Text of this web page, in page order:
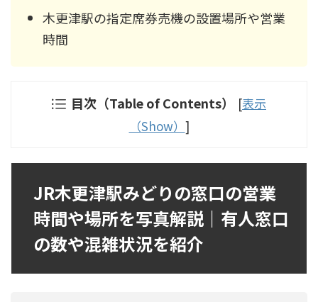
木更津駅の指定席券売機の設置場所や営業
時間
目次（Table of Contents） [表示
（Show） ]
JR木更津駅みどりの窓口の営業
時間や場所を写真解説｜有人窓口
の数や混雑状況を紹介